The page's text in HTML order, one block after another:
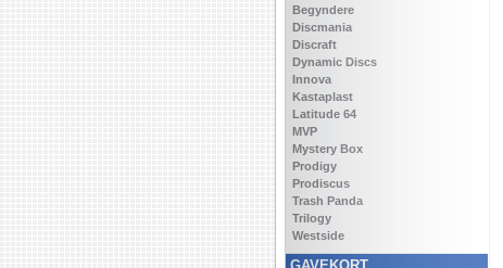
Begyndere
Discmania
Discraft
Dynamic Discs
Innova
Kastaplast
Latitude 64
MVP
Mystery Box
Prodigy
Prodiscus
Trash Panda
Trilogy
Westside